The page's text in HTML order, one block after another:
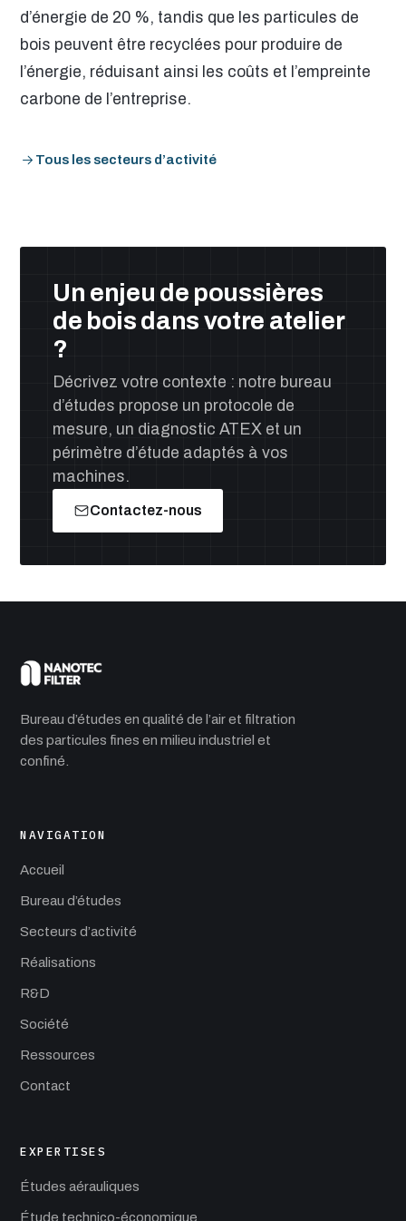
d’énergie de 20 %, tandis que les particules de
bois peuvent être recyclées pour produire de
l’énergie, réduisant ainsi les coûts et l’empreinte
carbone de l’entreprise.
Tous les secteurs d’activité
Un enjeu de poussières
de bois dans votre atelier
?
Décrivez votre contexte : notre bureau
d’études propose un protocole de
mesure, un diagnostic ATEX et un
périmètre d’étude adaptés à vos
machines.
Contactez-nous
Bureau d’études en qualité de l’air et filtration
des particules fines en milieu industriel et
confiné.
NAVIGATION
Accueil
Bureau d’études
Secteurs d’activité
Réalisations
R&D
Société
Ressources
Contact
EXPERTISES
Études aérauliques
Étude technico-économique